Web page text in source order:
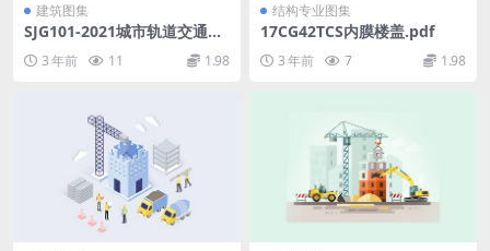
建筑图集
SJG101-2021城市轨道交通工
程信息模型表达及交付标准.p
df 3 年前 11 1.98
结构专业图集
17CG42TCS内膜楼盖.pdf
3 年前 7 1.98